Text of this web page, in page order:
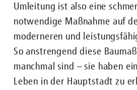
Umleitung ist also eine
notwendige Maßnahme auf
moderneren und
So anstrengend diese
manchmal sind – sie haben
Leben in der Hauptstadt zu